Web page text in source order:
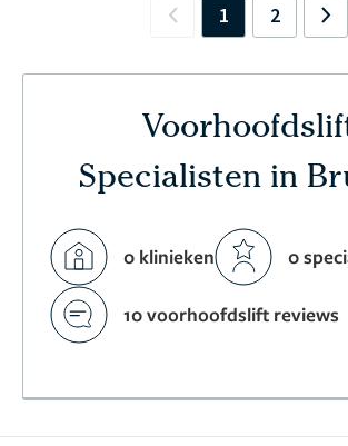
Previous
1 2
Specialisten in
0 klinieken 0
10 voorhoofdslift reviews